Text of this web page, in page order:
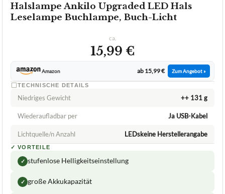
Halslampe Ankilo Upgraded LED Hals
Leselampe Buchlampe, Buch-Licht
ca.
15,99 €
Amazon ab 15,99 € Zum Angebot »
TECHNISCHE DETAILS
Niedriges Gewicht ++ 131 g
Wiederaufladbar per Ja USB-Kabel
Lichtquelle/n Anzahl LEDskeine Herstellerangabe
✓ VORTEILE
✓ stufenlose Helligkeitseinstellung
✓ große Akkukapazität